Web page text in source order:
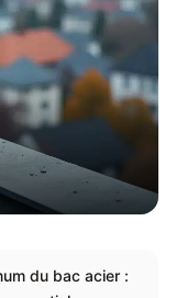
du bac acier :